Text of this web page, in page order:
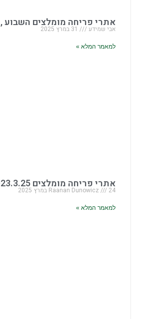
אתרי פריחה מומלצים השבוע , 23.2-2.3.25 (3)
אבי שמידע
למאמר המלא »
אתרי פריחה מומלצים 29-23.3.25 (7)
Raanan Dunowicz 24 במרץ 2025
למאמר המלא »